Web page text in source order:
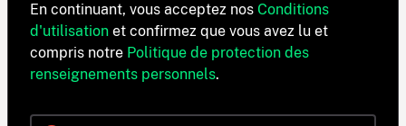
En continuant, vous acceptez nos Conditions
d'utilisation et confirmez que vous avez lu et
compris notre Politique de protection des
renseignements personnels.